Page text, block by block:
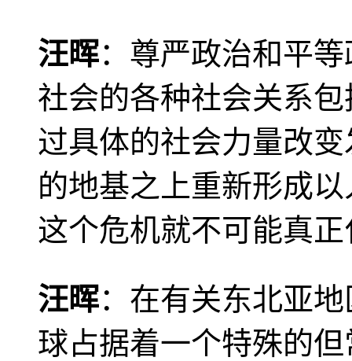
汪晖：尊严政治和平
社会的各种社会关系
过具体的社会力量改
的地基之上重新形成
这个危机就不可能真
汪晖：在有关东北亚
球占据着一个特殊的